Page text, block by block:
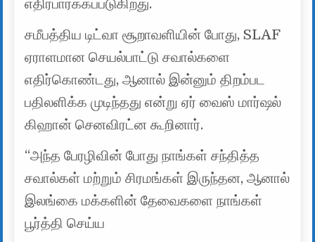
எதிர்பார்க்கப்படுகிறது.
சமீபத்திய டிட்வா சூறாவளியின் போது, ​​SLAF
ஏராளமான செயல்பாட்டு சவால்களை
எதிர்கொண்டது, ஆனால் இன்னும் திறம்பட
பதிலளிக்க முடிந்தது என்று ஏர் வைஸ் மார்ஷல்
கிஹான் செனவிரட்ன கூறினார்.
“அந்த பேரழிவின் போது நாங்கள் சந்தித்த
சவால்கள் மற்றும் சிரமங்கள் இருந்தன, ஆனால்
இலங்கை மக்களின் தேவைகளை நாங்கள்
பூர்த்தி செய்ய